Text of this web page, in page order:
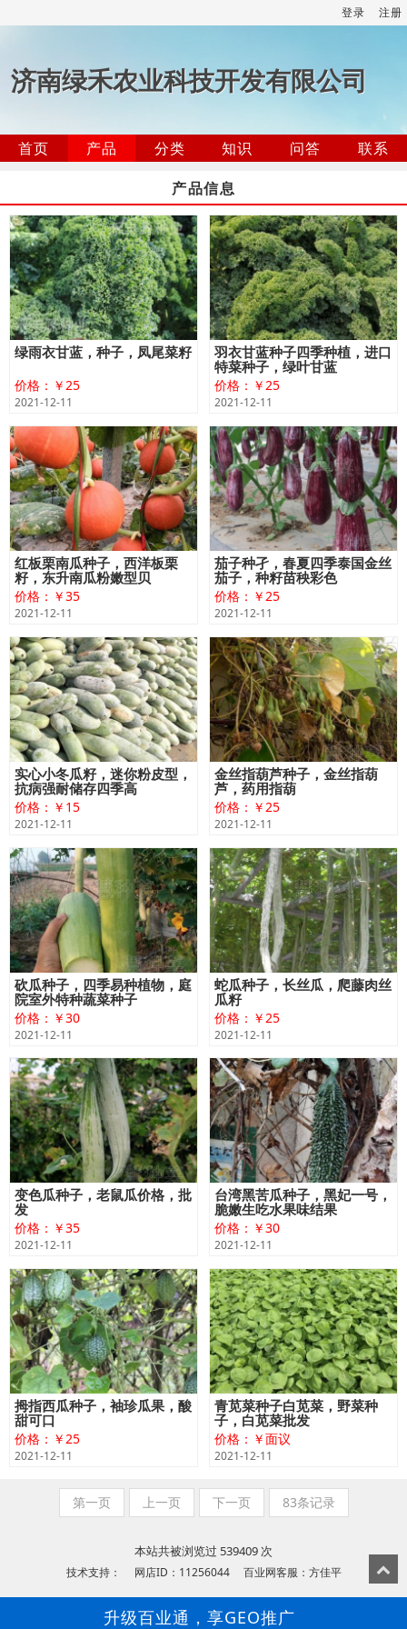
登录 注册
济南绿禾农业科技开发有限公司
首页 产品 分类 知识 问答
联系
产品信息
绿雨衣甘蓝，种子，凤尾菜籽
价格：￥25
2021-12-11
羽衣甘蓝种子四季种植，进口
特菜种子，绿叶甘蓝
价格：￥25
2021-12-11
红板栗南瓜种子，西洋板栗
籽，东升南瓜粉嫩型贝
价格：￥35
2021-12-11
茄子种孑，春夏四季泰国金丝
茄子，种籽苗秧彩色
价格：￥25
2021-12-11
实心小冬瓜籽，迷你粉皮型，
抗病强耐储存四季高
价格：￥15
2021-12-11
金丝指葫芦种子，金丝指葫
芦，药用指葫
价格：￥25
2021-12-11
砍瓜种子，四季易种植物，庭
院室外特种蔬菜种子
价格：￥30
2021-12-11
蛇瓜种子，长丝瓜，爬藤肉丝
瓜籽
价格：￥25
2021-12-11
变色瓜种子，老鼠瓜价格，批
发
价格：￥35
2021-12-11
台湾黑苦瓜种子，黑妃一号，
脆嫩生吃水果味结果
价格：￥30
2021-12-11
拇指西瓜种子，袖珍瓜果，酸
甜可口
价格：￥25
2021-12-11
青苋菜种子白苋菜，野菜种
子，白苋菜批发
价格：￥面议
2021-12-11
第一页 上一页 下一页 83条记录
本站共被浏览过 539409 次
技术支持： 网店ID：11256044 百业网客服：方佳平
升级百业通，享GEO推广